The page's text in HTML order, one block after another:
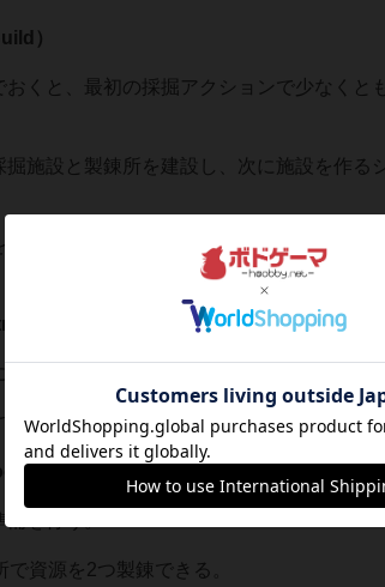
）
くと、最初の採掘アクションで少なくと
施設と製錬所を建設し、次に施設を作る
決できるので、メリットが大きいイベン
）
水艦を移動させ、探査と次の建設場所確
おきたい。
Ore）
を行う。
資源を2つ製錬できる。